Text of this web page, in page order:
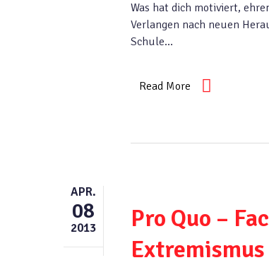
Was hat dich motiviert,
Verlangen nach neuen
Schule…
Read More
APR.
08
2013
Pro Quo –